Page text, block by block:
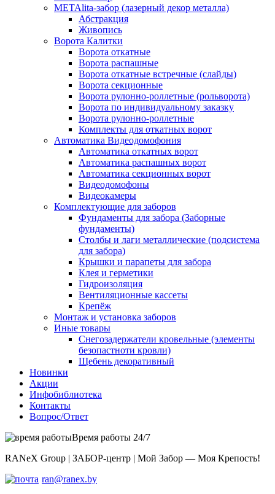
METAlita-забор (лазерный декор металла)
Абстракция
Живопись
Ворота Калитки
Ворота откатные
Ворота распашные
Ворота откатные встречные (слайды)
Ворота секционные
Ворота рулонно-роллетные (рольворота)
Ворота по индивидуальному заказку
Ворота рулонно-роллетные
Комплекты для откатных ворот
Автоматика Видеодомофония
Автоматика откатных ворот
Автоматика распашных ворот
Автоматика секционных ворот
Видеодомофоны
Видеокамеры
Комплектующие для заборов
Фундаменты для забора (Заборные
фундаменты)
Столбы и лаги металлические (подсистема
для забора)
Крышки и парапеты для забора
Клея и герметики
Гидроизоляция
Вентиляционные кассеты
Крепёж
Монтаж и установка заборов
Иные товары
Снегозадержатели кровельные (элементы
безопастноти кровли)
Щебень декоративный
Новинки
Акции
Инфобиблиотека
Контакты
Вопрос/Ответ
Время работы 24/7
RANeX Group | ЗАБОР-центр | Мой Забор — Моя Крепость!
ran@ranex.by